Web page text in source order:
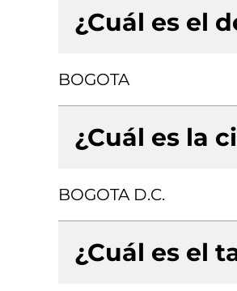
¿Cuál es el
BOGOTA
¿Cuál es la
BOGOTA D.C.
¿Cuál es el